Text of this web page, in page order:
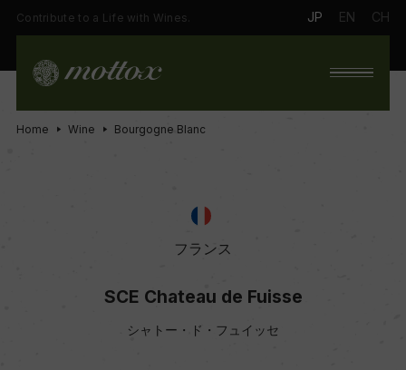
Contribute to a Life with Wines. JP EN CH
Home Wine Bourgogne Blanc
フランス
SCE Chateau de Fuisse
シャトー・ド・フュイッセ